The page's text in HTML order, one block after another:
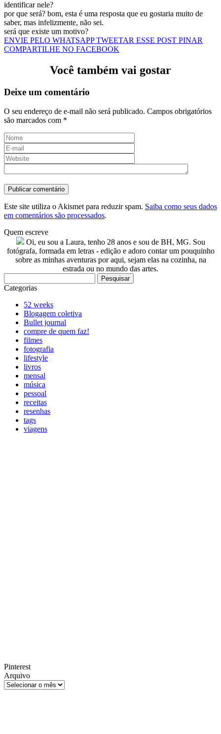
identificar nele?
por que será? bom, esta é uma resposta que eu gostaria muito de
saber, mas infelizmente, não sei.
será que existe um motivo?
ENVIE PELO WHATSAPPTWEETAR ESSE POST PINAR
COMPARTILHE NO FACEBOOK
Você também vai gostar
Deixe um comentário
O seu endereço de e-mail não será publicado. Campos obrigatórios
são marcados com *
Este site utiliza o Akismet para reduzir spam. Saiba como seus dados
em comentários são processados.
Quem escreve
Oi, eu sou a Laura, tenho 28 anos e sou de BH, MG. Sou
fotógrafa, formada em letras - edição e adoro contar um pouquinho
sobre as minhas aventuras por aqui, sejam elas na cozinha, na
estrada ou no mundo das artes.
por:
Categorias
52 weeks
Blogagem coletiva
Bullet journal
compre de quem faz!
filmes
fotografia
lifestyle
livros
mensal
música
pessoal
receitas
resenhas
tags
viagens
Pinterest
Arquivo
Arquivo